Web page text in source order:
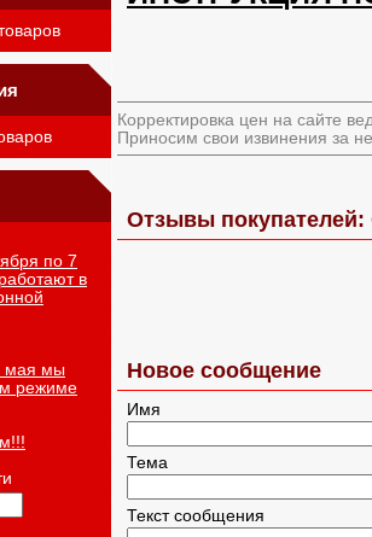
по 7
в
мая мы
режиме
Корректировка цен на сайте
Приносим свои извинения за
Отзывы покупателей:
Новое сообщение
Имя
Тема
Текст сообщения